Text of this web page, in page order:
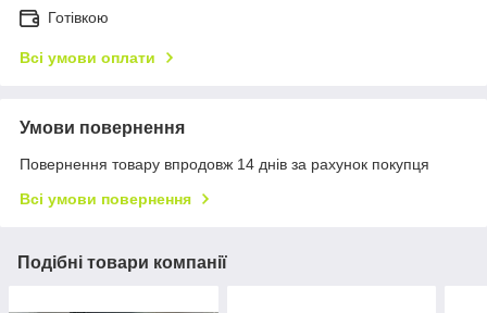
Готівкою
Всі умови оплати
Умови повернення
Повернення товару впродовж 14 днів за рахунок покупця
Всі умови повернення
Подібні товари компанії